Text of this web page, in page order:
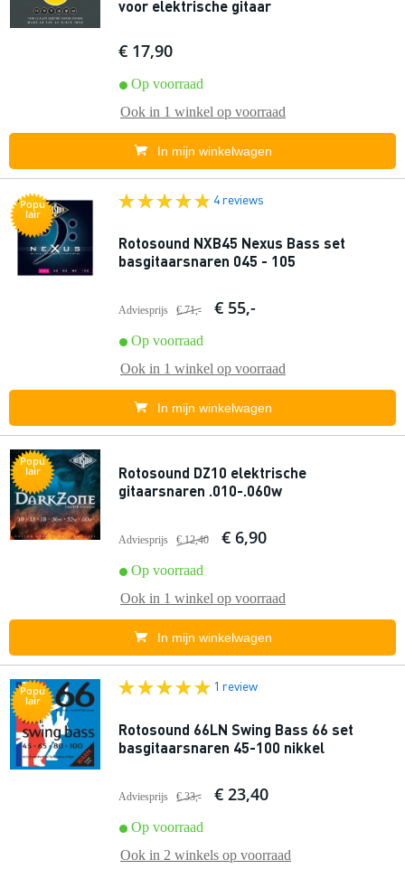
voor elektrische gitaar
€ 17,90
Op voorraad
Ook in 1 winkel op voorraad
In mijn winkelwagen
Popu
lair
4 reviews
Rotosound NXB45 Nexus Bass set
basgitaarsnaren 045 - 105
Adviesprijs € 71,- € 55,-
Op voorraad
Ook in 1 winkel op voorraad
In mijn winkelwagen
Popu
lair
Rotosound DZ10 elektrische
gitaarsnaren .010-.060w
Adviesprijs € 12,40 € 6,90
Op voorraad
Ook in 1 winkel op voorraad
In mijn winkelwagen
Popu
lair
1 review
Rotosound 66LN Swing Bass 66 set
basgitaarsnaren 45-100 nikkel
Adviesprijs € 33,- € 23,40
Op voorraad
Ook in 2 winkels op voorraad